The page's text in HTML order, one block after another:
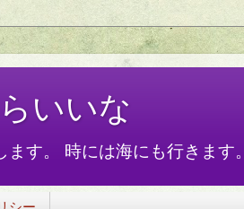
いいな
す。 時には海にも行きます。